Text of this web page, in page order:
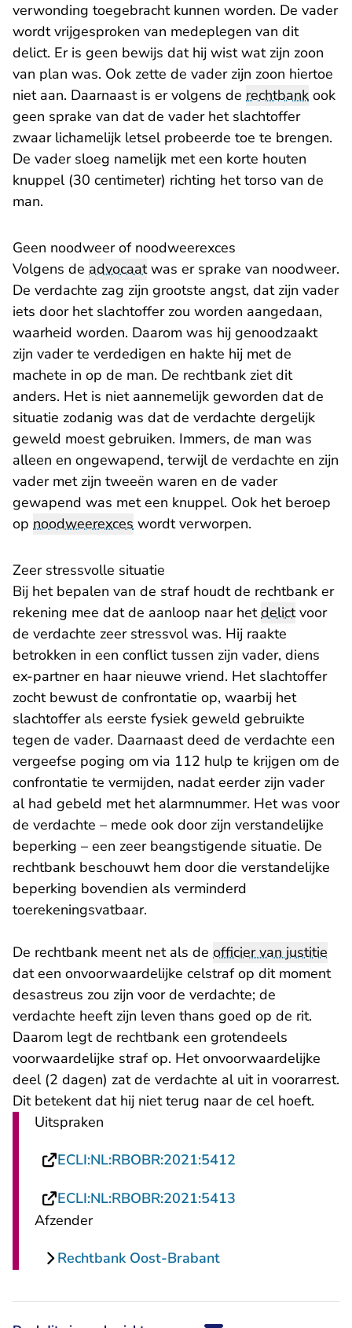
verwonding toegebracht kunnen worden. De vader
wordt vrijgesproken van medeplegen van dit
delict. Er is geen bewijs dat hij wist wat zijn zoon
van plan was. Ook zette de vader zijn zoon hiertoe
niet aan. Daarnaast is er volgens de rechtbank ook
geen sprake van dat de vader het slachtoffer
zwaar lichamelijk letsel probeerde toe te brengen.
De vader sloeg namelijk met een korte houten
knuppel (30 centimeter) richting het torso van de
man.
Geen noodweer of noodweerexces
Volgens de advocaatwas er sprake van noodweer.
De verdachte zag zijn grootste angst, dat zijn vader
iets door het slachtoffer zou worden aangedaan,
waarheid worden. Daarom was hij genoodzaakt
zijn vader te verdedigen en hakte hij met de
machete in op de man. De rechtbank ziet dit
anders. Het is niet aannemelijk geworden dat de
situatie zodanig was dat de verdachte dergelijk
geweld moest gebruiken. Immers, de man was
alleen en ongewapend, terwijl de verdachte en zijn
vader met zijn tweeën waren en de vader
gewapend was met een knuppel. Ook het beroep
op noodweerexces wordt verworpen.
Zeer stressvolle situatie
Bij het bepalen van de straf houdt de rechtbank er
rekening mee dat de aanloop naar hetdelictvoor
de verdachte zeer stressvol was. Hij raakte
betrokken in een conflict tussen zijn vader, diens
ex-partner en haar nieuwe vriend. Het slachtoffer
zocht bewust de confrontatie op, waarbij het
slachtoffer als eerste fysiek geweld gebruikte
tegen de vader. Daarnaast deed de verdachte een
vergeefse poging om via 112 hulp te krijgen om de
confrontatie te vermijden, nadat eerder zijn vader
al had gebeld met het alarmnummer. Het was voor
de verdachte – mede ook door zijn verstandelijke
beperking – een zeer beangstigende situatie. De
rechtbank beschouwt hem door die verstandelijke
beperking bovendien als verminderd
toerekeningsvatbaar.
De rechtbank meent net als de officier van justitie
dat een onvoorwaardelijke celstraf op dit moment
desastreus zou zijn voor de verdachte; de
verdachte heeft zijn leven thans goed op de rit.
Daarom legt de rechtbank een grotendeels
voorwaardelijke straf op. Het onvoorwaardelijke
deel (2 dagen) zat de verdachte al uit in voorarrest.
Dit betekent dat hij niet terug naar de cel hoeft.
Uitspraken
ECLI:NL:RBOBR:2021:5412
ECLI:NL:RBOBR:2021:5413
Afzender
Rechtbank Oost-Brabant